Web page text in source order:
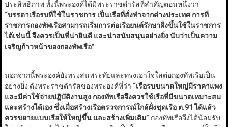
ประสิทธิภาพ ทั้งนี้พระองค์ได้มีพระราชดำรัสที่สำคัญตอนหนึ่งว่า
“บรรดาเรือรบที่ใช้ในราชการ เป็นเรือที่สั่งทำจากต่างประเทศ การที่
ราชการกองทัพเรือสามารถเริ่มการต่อเรือยนต์รักษาฝั่งขึ้นใช้ในราชการ
ได้เช่นนี้ จึงควรเป็นที่น่ายินดี และน่าสนับสนุนอย่างยิ่ง นับว่าเป็นความ
เจริญก้าวหน้าของกองทัพเรือ”
นอกจากนี้พระองค์ยังทรงสนพระทัยและทรงเอาใจใส่ต่อกองทัพเรือเป็น
อย่างยิ่ง ดังพระราชดำรัสของพระองค์ที่ว่า “เรือรบขนาดใหญ่มีราคาแพง
และมีค่าใช้จ่ายปฏิบัติงานสูง กองทัพเรือจึงควรใช้เรือที่มีขนาดเหมาะสม
และสร้างได้เอง ซึ่งเมื่อสร้างเรือตรวจการณ์ใกล้ฝั่งชุดเรือ ต.91 ได้แล้ว
ควรขยายแบบเรือให้ใหญ่ขึ้น และสร้างเพิ่มเติม” กองทัพเรือจึงได้น้อมรับ